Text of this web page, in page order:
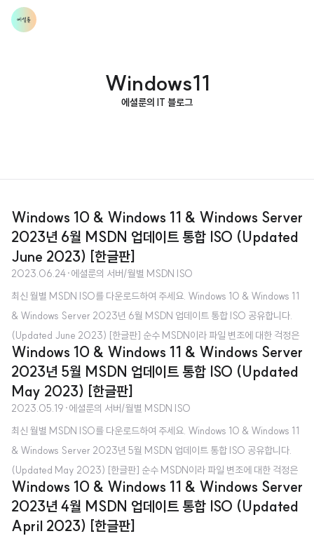
Windows11
에셜룬의 IT 블로그
Windows 10 & Windows 11 & Windows Server
2023년 6월 MSDN 업데이트 통합 ISO (Updated
June 2023) [한글판]
2023.06.24·에셜룬의 서버/월별 MSDN ISO
최신 월별 MSDN ISO를 다운로드하여 주세요. Windows 10 & Windows 11
& Windows Server 2023년 6월 MSDN 업데이트 통합 ISO 공유합니다.
(Updated June 2023) [한글판] 순수 MSDN이라 파일 변조에 대한 걱정은
하지 않으셔도 됩니다. MSDN 업데이트 통합 ISO가 무엇인가요? - 매월 MS
DN에서 제공하는 최신 Windows 업데이트가 포함된 ISO라고 보시면 됩니다.
Microsoft 공식 홈페이지에서 받는 것과 무엇이 다른가요? - Microsoft 공식
홈페이지에서 제공하는 ISO는 초기 버전(최신 Windows 업데이트 포함 X)입
니다. 클린 설치할 때 좋을까요? - 최신 업데이트가 포함되어 있다 보니 설치 직
후 따로 업데이트를 하지 ..
Windows 10 & Windows 11 & Windows Server
2023년 5월 MSDN 업데이트 통합 ISO (Updated
May 2023) [한글판]
2023.05.19 ·에셜룬의 서버/월별 MSDN ISO
최신 월별 MSDN ISO를 다운로드하여 주세요. Windows 10 & Windows 11
& Windows Server 2023년 5월 MSDN 업데이트 통합 ISO 공유합니다.
(Updated May 2023) [한글판] 순수 MSDN이라 파일 변조에 대한 걱정은
하지 않으셔도 됩니다. MSDN 업데이트 통합 ISO가 무엇인가요? - 매월 MS
DN에서 제공하는 최신 Windows 업데이트가 포함된 ISO라고 보시면 됩니다.
Microsoft 공식 홈페이지에서 받는 것과 무엇이 다른가요? - Microsoft 공식
Windows 10 & Windows 11 & Windows Server
2023년 4월 MSDN 업데이트 통합 ISO (Updated
April 2023) [한글판]